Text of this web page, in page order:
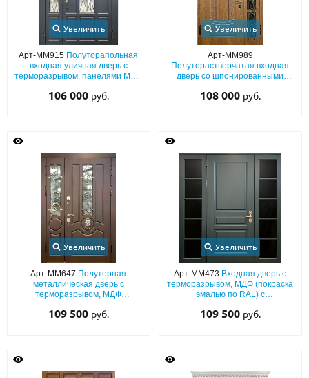
Увеличить
Арт-ММ915 Полуторапольная
входная уличная дверь с
терморазрывом, панелями МДФ
карнизом, остеклением и
106 000 руб.
Увеличить
Арт-ММ989
Полуторастворчатая входная
дверь со шпонированными
терморазрывом, фигурным
108 000 руб.
Увеличить
Арт-ММ647 Полуторная
металлическая дверь с
терморазрывом, МДФ
ковкой и кнокером
109 500 руб.
Увеличить
Арт-ММ473 Входная дверь с
терморазрывом, МДФ (покраска
эмалью по RAL) с
вставками
109 500 руб.